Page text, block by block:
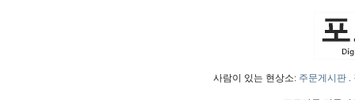
사람이 있는 현상소: 주문게시판.